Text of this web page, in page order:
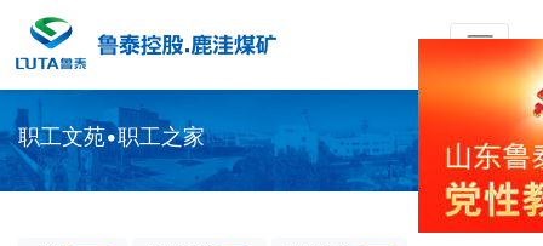
职工文苑•职工之家